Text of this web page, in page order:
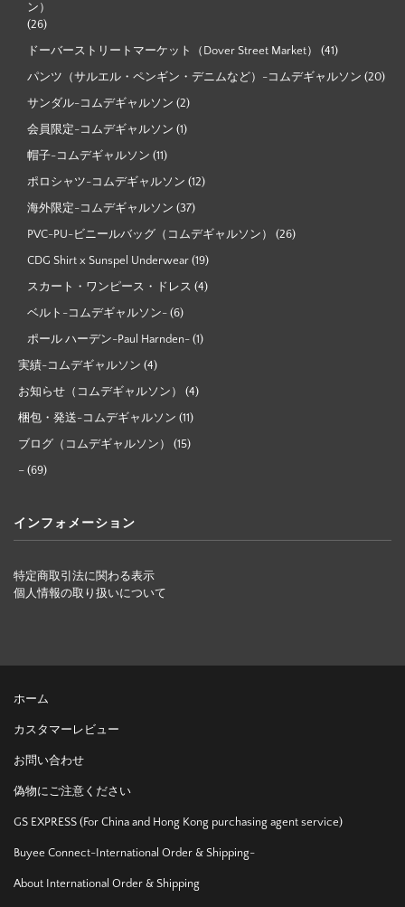
ン）
(26)
ドーバーストリートマーケット（Dover Street Market） (41)
パンツ（サルエル・ペンギン・デニムなど）-コムデギャルソン (20)
サンダル-コムデギャルソン (2)
会員限定-コムデギャルソン (1)
帽子-コムデギャルソン (11)
ポロシャツ-コムデギャルソン (12)
海外限定-コムデギャルソン (37)
PVC-PU-ビニールバッグ（コムデギャルソン） (26)
CDG Shirt x Sunspel Underwear (19)
スカート・ワンピース・ドレス (4)
ベルト-コムデギャルソン- (6)
ポール ハーデン-Paul Harnden- (1)
実績-コムデギャルソン (4)
お知らせ（コムデギャルソン） (4)
梱包・発送-コムデギャルソン (11)
ブログ（コムデギャルソン） (15)
– (69)
インフォメーション
特定商取引法に関わる表示
個人情報の取り扱いについて
ホーム
カスタマーレビュー
お問い合わせ
偽物にご注意ください
GS EXPRESS (For China and Hong Kong purchasing agent service)
Buyee Connect-International Order & Shipping-
About International Order & Shipping